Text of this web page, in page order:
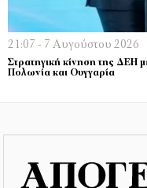
21:07 - 7 Αυγούστου 2026
Στρατηγική κίνηση της ΔΕΗ
Πολωνία και Ουγγαρία